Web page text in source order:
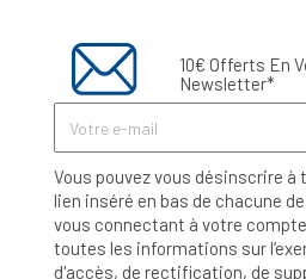
10€ Offerts En
Newsletter*
Vous pouvez vous désinscrire
lien inséré en bas de chacune
vous connectant à votre
toutes les informations sur
d'accès, de rectification, de